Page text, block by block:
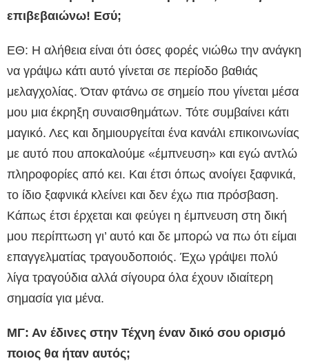
επιβεβαιώνω! Εσύ;
ΕΘ: Η αλήθεια είναι ότι όσες φορές νιώθω την ανάγκη
να γράψω κάτι αυτό γίνεται σε περίοδο βαθιάς
μελαγχολίας. Όταν φτάνω σε σημείο που γίνεται μέσα
μου μια έκρηξη συναισθημάτων. Τότε συμβαίνει κάτι
μαγικό. Λες και δημιουργείται ένα κανάλι επικοινωνίας
με αυτό που αποκαλούμε «έμπνευση» και εγώ αντλώ
πληροφορίες από κει. Και έτσι όπως ανοίγει ξαφνικά,
το ίδιο ξαφνικά κλείνει και δεν έχω πια πρόσβαση.
Κάπως έτσι έρχεται και φεύγει η έμπνευση στη δική
μου περίπτωση γι’ αυτό και δε μπορώ να πω ότι είμαι
επαγγελματίας τραγουδοποιός. Έχω γράψει πολύ
λίγα τραγούδια αλλά σίγουρα όλα έχουν ιδιαίτερη
σημασία για μένα.
ΜΓ: Αν έδινες στην Τέχνη έναν δικό σου ορισμό
ποιος θα ήταν αυτός;